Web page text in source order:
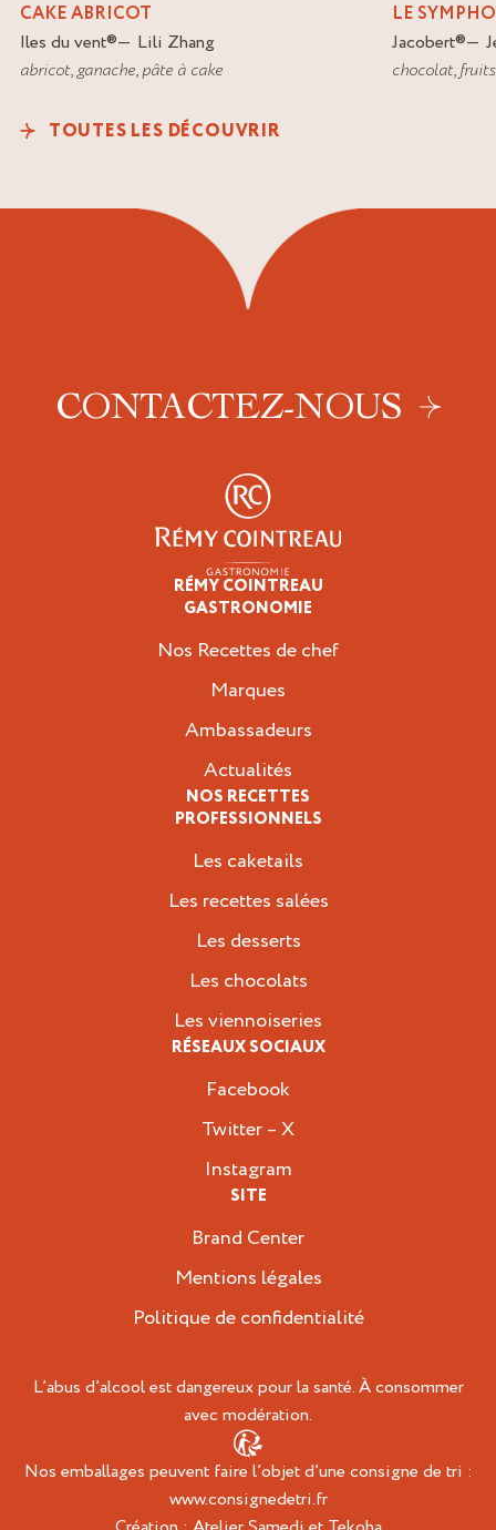
CAKE ABRICOT
Iles du vent®
Lili Zhang
abricot,ganache,pâte à cake
LE
Jacobert®
chocolat,
TOUTES LES DÉCOUVRIR
CONTACTEZ-NOUS
RÉMY COINTREAU
GASTRONOMIE
Nos Recettes de chef
Marques
Ambassadeurs
Actualités
NOS RECETTES
PROFESSIONNELS
Les caketails
Les recettes salées
Les desserts
Les chocolats
Les viennoiseries
RÉSEAUX SOCIAUX
Facebook
Twitter – X
Instagram
SITE
Brand Center
Mentions légales
Politique de confidentialité
L’abus d’alcool est dangereux pour la santé. À consommer
avec modération.
Nos emballages peuvent faire l’objet d’une consigne de tri :
www.consignedetri.fr